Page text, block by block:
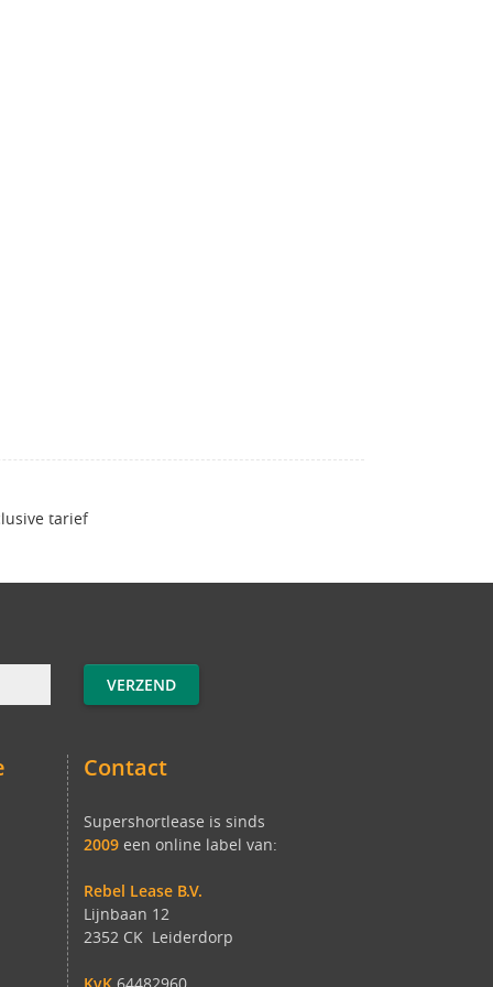
tarief
Contact
Supershortlease is sinds
2009 een online label van:
Rebel Lease B.V.
Lijnbaan 12
2352 CK Leiderdorp